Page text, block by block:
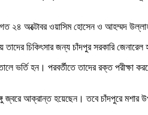
অক্টোবর ওয়াসিম হোসেন ও আহম্মদ
চিকিৎসার জন্য চাঁদপুর সরকারি
ভর্তি হন। পরবর্তীতে তাদের রক্ত পরীক্ষা
আক্রান্ত হয়েছেন। তবে চাঁদপুরে মশার